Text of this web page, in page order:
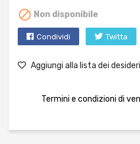
 Non disponibile
Condividi Twitta
Aggiungi alla lista dei desideri
Termini e condizioni di